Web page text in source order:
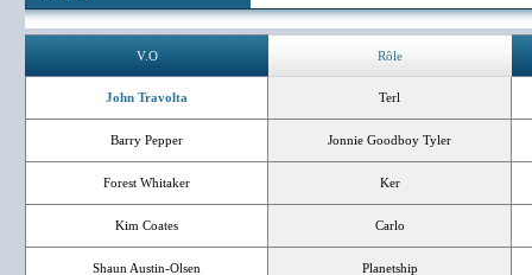
V.O Rôle
John Travolta Terl
Barry Pepper Jonnie Goodboy Tyler
Forest Whitaker Ker
Kim Coates Carlo
Shaun Austin-Olsen Planetship